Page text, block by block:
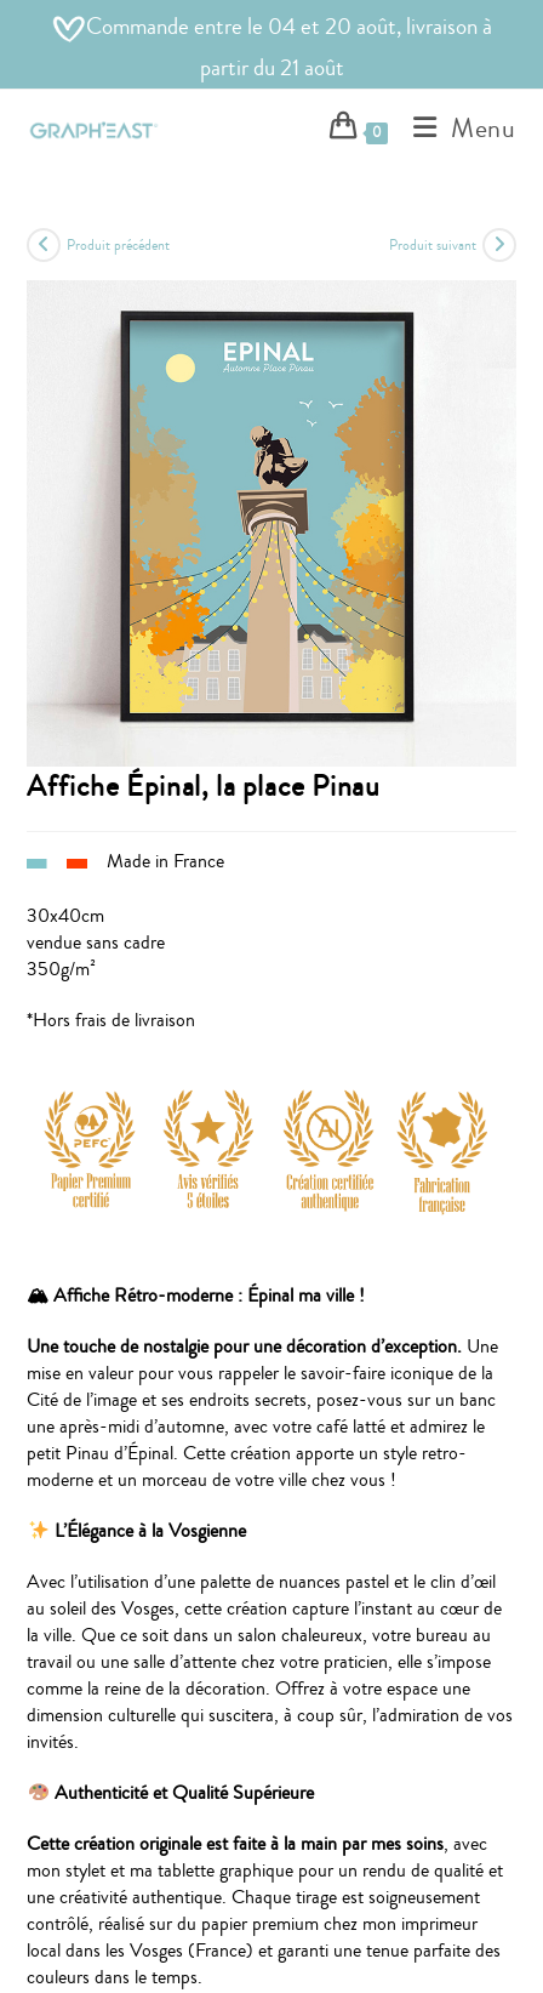
Commande entre le 04 et 20 août, livraison à
partir du 21 août
0 Menu
Produit précédent Produit suivant
Affiche Épinal, la place Pinau
Made in France
30x40cm
vendue sans cadre
350g/m²
*Hors frais de livraison
🏔Affiche Rétro-moderne : Épinal ma ville !
Une touche de nostalgie pour une décoration d’exception. Une
mise en valeur pour vous rappeler le savoir-faire iconique de la
Cité de l’image et ses endroits secrets, posez-vous sur un banc
une après-midi d’automne, avec votre café latté et admirez le
petit Pinau d’Épinal. Cette création apporte un style retro-
moderne et un morceau de votre ville chez vous !
L’Élégance à la Vosgienne
Avec l’utilisation d’une palette de nuances pastel et le clin d’œil
au soleil des Vosges, cette création capture l’instant au cœur de
la ville. Que ce soit dans un salon chaleureux, votre bureau au
travail ou une salle d’attente chez votre praticien, elle s’impose
comme la reine de la décoration. Offrez à votre espace une
dimension culturelle qui suscitera, à coup sûr, l’admiration de vos
invités.
Authenticité et Qualité Supérieure
Cette création originale est faite à la main par mes soins, avec
mon stylet et ma tablette graphique pour un rendu de qualité et
une créativité authentique. Chaque tirage est soigneusement
contrôlé, réalisé sur du papier premium chez mon imprimeur
local dans les Vosges (France) et garanti une tenue parfaite des
couleurs dans le temps.